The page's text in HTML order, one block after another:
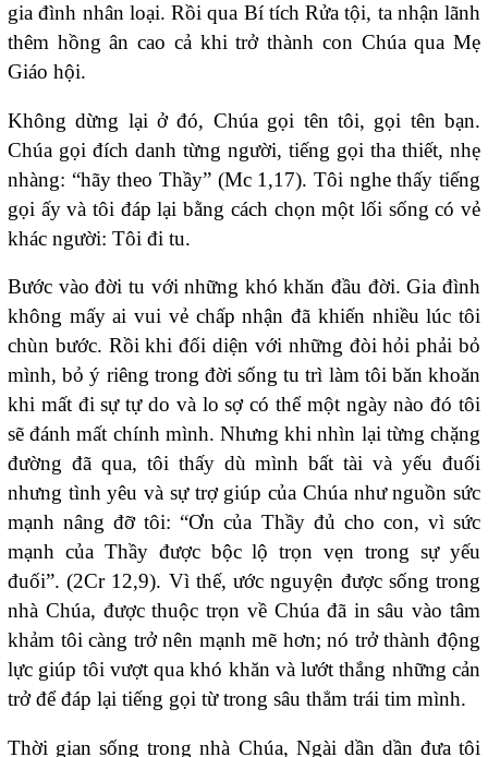
gia đình nhân loại. Rồi qua Bí tích Rửa tội, ta nhận lãnh
thêm hồng ân cao cả khi trở thành con Chúa qua Mẹ
Giáo hội.
Không dừng lại ở đó, Chúa gọi tên tôi, gọi tên bạn.
Chúa gọi đích danh từng người, tiếng gọi tha thiết, nhẹ
nhàng: “hãy theo Thầy” (Mc 1,17). Tôi nghe thấy tiếng
gọi ấy và tôi đáp lại bằng cách chọn một lối sống có vẻ
khác người: Tôi đi tu.
Bước vào đời tu với những khó khăn đầu đời. Gia đình
không mấy ai vui vẻ chấp nhận đã khiến nhiều lúc tôi
chùn bước. Rồi khi đối diện với những đòi hỏi phải bỏ
mình, bỏ ý riêng trong đời sống tu trì làm tôi băn khoăn
khi mất đi sự tự do và lo sợ có thể một ngày nào đó tôi
sẽ đánh mất chính mình. Nhưng khi nhìn lại từng chặng
đường đã qua, tôi thấy dù mình bất tài và yếu đuối
nhưng tình yêu và sự trợ giúp của Chúa như nguồn sức
mạnh nâng đỡ tôi: “Ơn của Thầy đủ cho con, vì sức
mạnh của Thầy được bộc lộ trọn vẹn trong sự yếu
đuối”. (2Cr 12,9). Vì thế, ước nguyện được sống trong
nhà Chúa, được thuộc trọn về Chúa đã in sâu vào tâm
khảm tôi càng trở nên mạnh mẽ hơn; nó trở thành động
lực giúp tôi vượt qua khó khăn và lướt thắng những cản
trở để đáp lại tiếng gọi từ trong sâu thẳm trái tim mình.
Thời gian sống trong nhà Chúa, Ngài dần dần đưa tôi